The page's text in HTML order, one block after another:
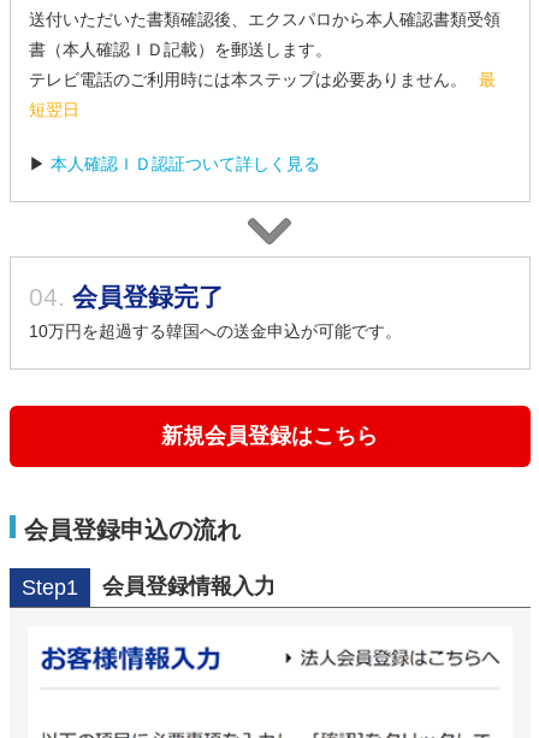
送付いただいた書類確認後、エクスパロから本人確認書類受領
書（本人確認ＩＤ記載）を郵送します。
テレビ電話のご利用時には本ステップは必要ありません。
最
短翌日
▶ 本人確認ＩＤ認証ついて詳しく見る
04. 会員登録完了
10万円を超過する韓国への送金申込が可能です。
新規会員登録はこちら
会員登録申込の流れ
Step1 会員登録情報入力